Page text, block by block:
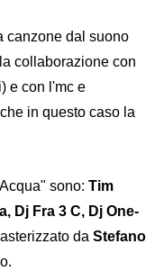
canzone dal suono
collaborazione con
e con l'mc e
in questo caso la
sono: Tim
Dj Fra 3 C, Dj One-
da Stefano